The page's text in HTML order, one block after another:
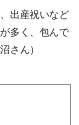
出産祝いなど
多く、包んで
さん）